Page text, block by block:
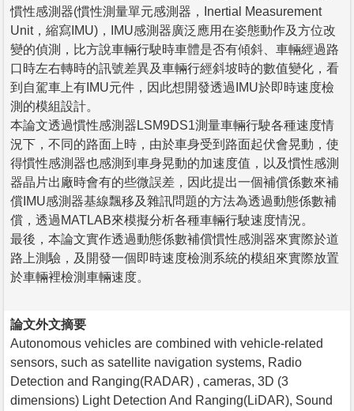
慣性感測器(慣性測量單元感測器，Inertial Measurement
Unit，縮寫IMU)，IMU感測器廣泛應用在姿態動作及方位改
變的偵測，比方說車輛行駛時車體是否有傾斜、車輛經過路
口時左右轉時的訊號差異及車輛行經斜坡時的數值變化，看
到自駕車上有IMU元件，因此想開發透過IMU於即時速度檢
測的模組設計。
本論文透過慣性感測器LSM9DS1測量車輛行駛各種速度情
況下，不同的路面上時，由於車身受到路面起伏會晃動，使
得慣性感測器也感測到車身晃動的加速度值，以及慣性感測
器晶片出廠時會有的些微誤差，因此提出一個補償係數來補
償IMU感測器基線飄移及雜訊問題的方法為透過動態係數補
償，透過MATLAB來模擬分析各種車輛行駛速度情況。
最後，本論文實作透過動態係數補償慣性感測器來實際於道
路上測驗，及開發一個即時速度檢測系統的模組來實際放置
於車輛裡檢測車輛速度。
論文外文摘要
Autonomous vehicles are combined with vehicle-related
sensors, such as satellite navigation systems, Radio
Detection and Ranging(RADAR) , cameras, 3D (3
dimensions) Light Detection And Ranging(LiDAR), Sound